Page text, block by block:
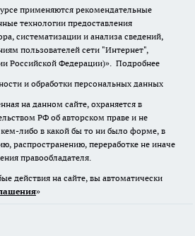
применяются рекомендательные
технологии предоставления
систематизации и анализа сведений,
пользователей сети "Интернет",
Российской Федерации)». Подробнее
и обработки персональных данных
на данном сайте, охраняется в
РФ об авторском праве и не
либо в какой бы то ни было форме, в
распространению, переработке не иначе
правообладателя.
действия на сайте, вы автоматически
»